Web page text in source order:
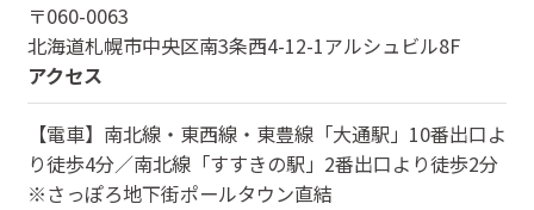
〒060-0063
北海道札幌市中央区南3条西4-12-1アルシュビル8F
アクセス
【電車】南北線・東西線・東豊線「大通駅」10番出口よ
り徒歩4分／南北線「すすきの駅」2番出口より徒歩2分
※さっぽろ地下街ポールタウン直結